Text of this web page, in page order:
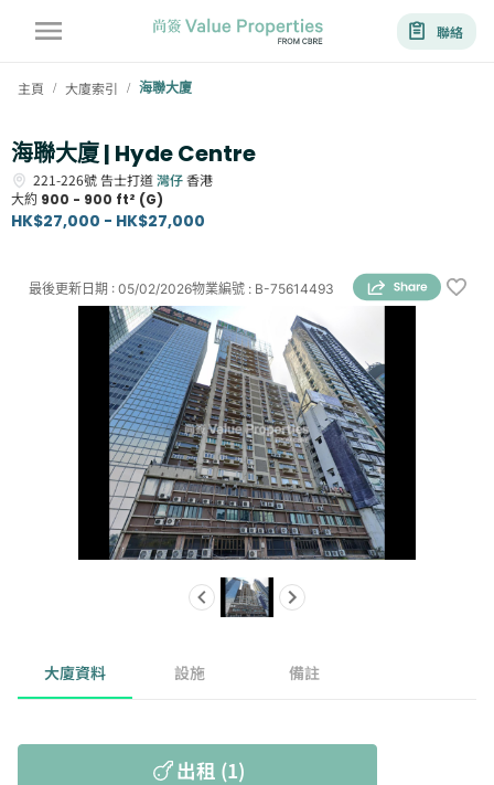
聯絡
主頁 / 大廈索引 / 海聯大廈
海聯大廈 | Hyde Centre
221-226號告士打道灣仔香港
大約 900 - 900 ft² (G)
HK$27,000 - HK$27,000
物業編號 : B-75614493
最後更新日期 : 05/02/2026
大廈資料 設施 備註
出租 (1)